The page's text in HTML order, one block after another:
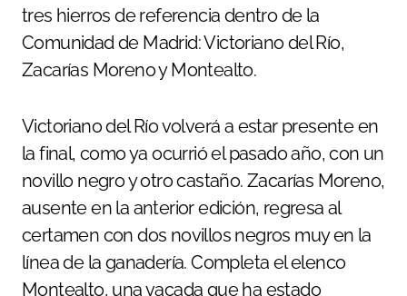
tres hierros de referencia dentro de la
Comunidad de Madrid: Victoriano del Río,
Zacarías Moreno y Montealto.
Victoriano del Río volverá a estar presente en
la final, como ya ocurrió el pasado año, con un
novillo negro y otro castaño. Zacarías Moreno,
ausente en la anterior edición, regresa al
certamen con dos novillos negros muy en la
línea de la ganadería. Completa el elenco
Montealto, una vacada que ha estado